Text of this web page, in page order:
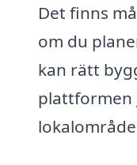
Det finns
om du
kan rätt
plattformen